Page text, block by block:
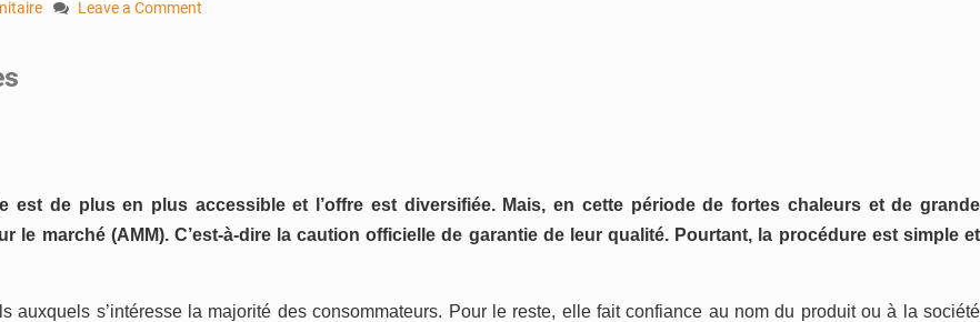
Leave a Comment
sécurité
sanitaire
des
est de plus en plus accessible et l’offre est diversifiée. Mais, en cette période de fortes chaleurset de grande
le marché (AMM). C’est-à-dire la caution officielle de garantie deleur qualité. Pourtant, la procédure est simple et
s’intéresse la majorité des consommateurs. Pour le reste, elle faitconfiance au nom du produit ou à la société